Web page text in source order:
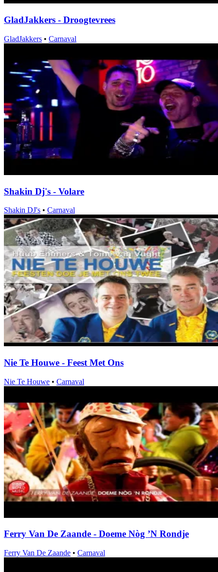
GladJakkers - Droogtevrees
GladJakkers • Carnaval
Shakin Dj's - Volare
Shakin DJ's • Carnaval
Nie Te Houwe - Feest Met Ons
Nie Te Houwe • Carnaval
Ferry Van De Zaande - Doeme Nòg ’N Rondje
Ferry Van De Zaande • Carnaval